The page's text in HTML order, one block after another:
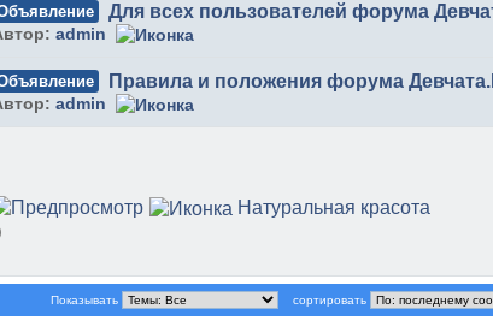
Для всех пользователей форума
admin
Правила и положения форума
admin
Натуральная красота
Показывать сортировать